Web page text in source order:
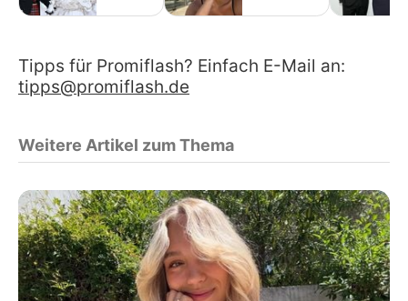
Tipps für Promiflash? Einfach E-Mail an:
tipps@promiflash.de
Weitere Artikel zum Thema